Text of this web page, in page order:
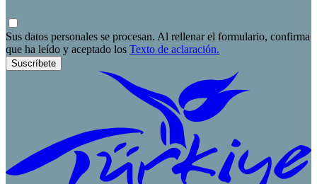
Sus datos personales se procesan. Al rellenar el formulario, confirma
que ha leído y aceptado los Texto de aclaración.
Suscríbete